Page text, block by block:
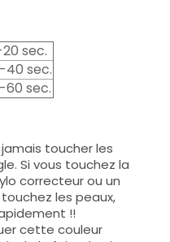
sec.
40 sec.
60 sec.
toucher les
Si vous touchez la
correcteur ou un
les peaux,
!!
cette couleur